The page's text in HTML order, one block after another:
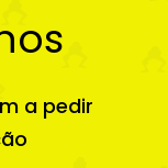
a pedir